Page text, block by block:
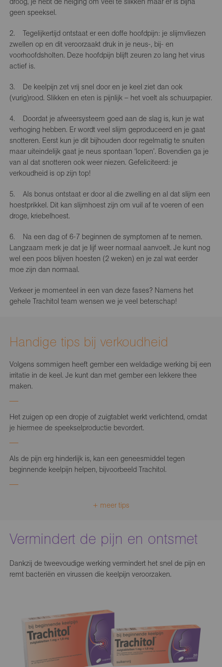
geen speeksel.
2. Tegelijkertijd ontstaat er een doffe hoofdpijn: je slijmvliezen
zwellen op en dit veroorzaakt druk in je neus-, bij- en
voorhoofdsholten. Deze hoofdpijn blijft zeuren zo lang het virus
actief is.
3. De keelpijn zet vrij snel door en je keel ziet dan ook
(vurig)rood. Slikken en eten is pijnlijk – het voelt als schuurpapier.
4. Doordat je afweersysteem goed aan de slag is, kun je wat
verhoging hebben. Er wordt veel slijm geproduceerd en je gaat
snotteren. Eerst kun je dit bijhouden door regelmatig te snuiten
maar uiteindelijk gaat je neus spontaan ‘lopen’. Bovendien ga je
van al dat snotteren ook weer niezen. Gefeliciteerd: je
verkoudheid is op zijn top!
5. Als bonus ontstaat er door al die zwelling en al dat slijm een
hoestprikkel. Dit kan slijmhoest zijn om vuil af te voeren of een
droge, kriebelhoest.
6. Na een dag of 6-7 beginnen de symptomen af te nemen.
Langzaam merk je dat je lijf weer normaal aanvoelt. Je kunt nog
wel een poos blijven hoesten (2 weken) en je zal wat eerder
moe zijn dan normaal.
Verkeer je momenteel in een van deze fases? Namens het
gehele Trachitol team wensen we je veel beterschap!
Handige tips bij verkoudheid
Volgens sommigen heeft gember een weldadige werking bij een
irritatie in de keel. Je kunt dan met gember een lekkere thee
maken.
Het zuigen op een dropje of zuigtablet werkt verlichtend, omdat
je hiermee de speekselproductie bevordert.
Als de pijn erg hinderlijk is, kan een geneesmiddel tegen
beginnende keelpijn helpen, bijvoorbeeld Trachitol.
+ meer tips
Vermindert de pijn en ontsmet
Dankzij de tweevoudige werking vermindert het snel de pijn en
remt bacteriën en virussen die keelpijn veroorzaken.